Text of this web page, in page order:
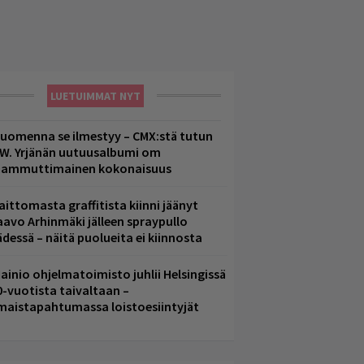
LUETUIMMAT NYT
se ilmestyy – CMX:stä tutun
Yrjänän uutuusalbumi om
kokonaisuus
graffitista kiinni jäänyt
Arhinmäki jälleen spraypullo
– näitä puolueita ei kiinnosta
ohjelmatoimisto juhlii Helsingissä
vuotista taivaltaan –
loistoesiintyjät